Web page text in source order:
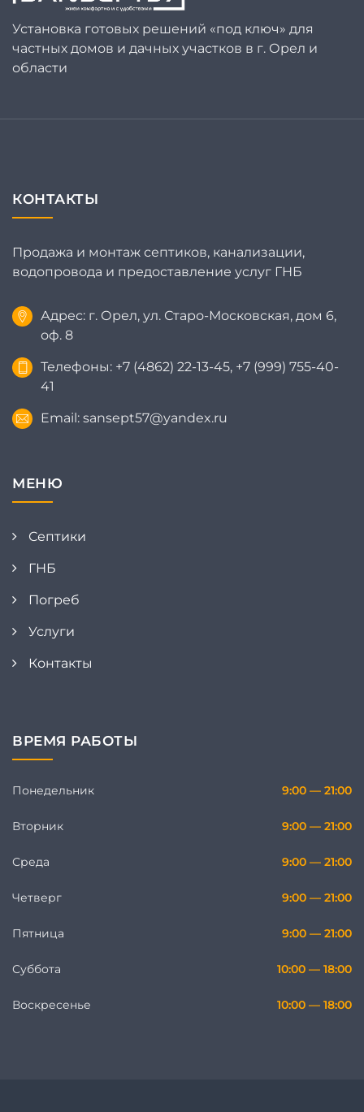
Установка готовых решений «под ключ» для
частных домов и дачных участков в г. Орел и
области
КОНТАКТЫ
Продажа и монтаж септиков, канализации,
водопровода и предоставление услуг ГНБ
Адрес: г. Орел, ул. Старо-Московская, дом 6,
оф. 8
Телефоны: +7 (4862) 22-13-45, +7 (999) 755-40-
41
Email: sansept57@yandex.ru
МЕНЮ
Септики
ГНБ
Погреб
Услуги
Контакты
ВРЕМЯ РАБОТЫ
Понедельник 9:00 — 21:00
Вторник 9:00 — 21:00
Среда 9:00 — 21:00
Четверг 9:00 — 21:00
Пятница 9:00 — 21:00
Суббота 10:00 — 18:00
Воскресенье 10:00 — 18:00